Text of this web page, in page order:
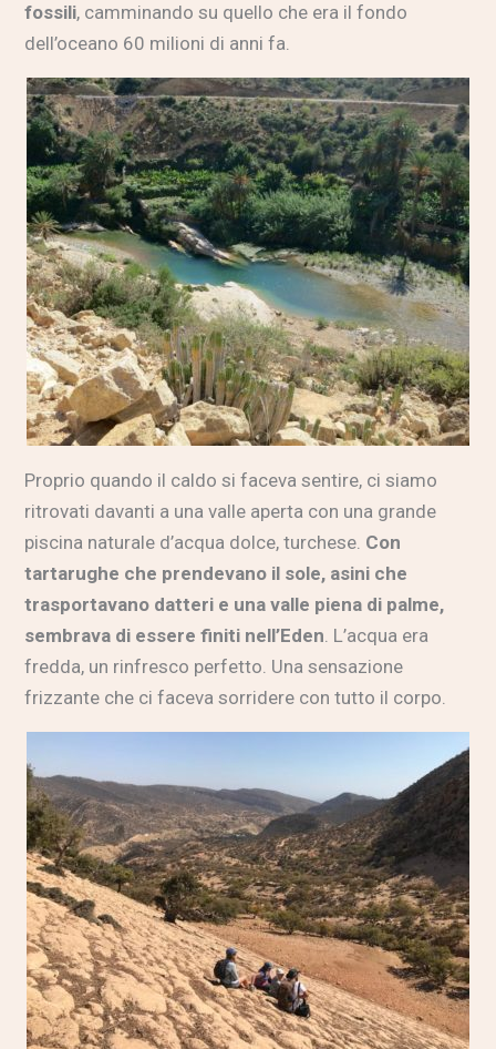
fossili, camminando su quello che era il fondo
dell’oceano 60 milioni di anni fa.
Proprio quando il caldo si faceva sentire, ci siamo
ritrovati davanti a una valle aperta con una grande
piscina naturale d’acqua dolce, turchese. Con
tartarughe che prendevano il sole, asini che
trasportavano datteri e una valle piena di palme,
sembrava di essere finiti nell’Eden. L’acqua era
fredda, un rinfresco perfetto. Una sensazione
frizzante che ci faceva sorridere con tutto il corpo.